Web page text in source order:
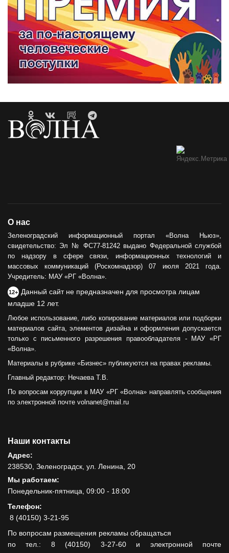
О нас
Зеленоградский информационный портал «Волна Ньюз»,
свидетельство: Эл № ФС77-81242 выдано Федеральной службой
по надзору в сфере связи, информационных технологий и
массовых коммуникаций (Роскомнадзор) 07 июля 2021 года.
Учредитель: МАУ «РГ «Волна».
12+ Данный сайт не предназначен для просмотра лицам
младше 12 лет.
Любое использование, либо копирование материалов или подборки
материалов сайта, элементов дизайна и оформления допускается
только с письменного разрешения правообладателя - МАУ «РГ
«Волна».
Материалы в рубрике «Бизнес» публикуются на правах рекламы.
Главный редактор: Нечаева Т.В.
По вопросам коррупции в МАУ «РГ «Волна» направлять сообщения
по электронной почте volnanet@mail.ru
Наши контакты
Адрес:
238530, Зеленоградск, ул. Ленина, 20
Мы работаем:
Понедельник-пятница, 09:00 - 18:00
Телефон:
8 (40150) 3-21-95
По вопросам размещения рекламы обращаться
по тел.: 8 (40150) 3-27-60 и электронной почте